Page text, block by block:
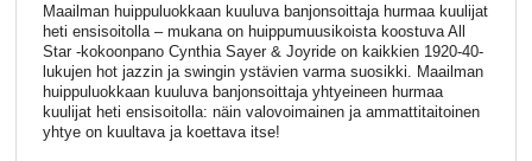
Maailman huippuluokkaan kuuluva banjonsoittaja hurmaa kuulijat
heti ensisoitolla – mukana on huippumuusikoista koostuva All
Star -kokoonpano Cynthia Sayer & Joyride on kaikkien 1920-40-
lukujen hot jazzin ja swingin ystävien varma suosikki. Maailman
huippuluokkaan kuuluva banjonsoittaja yhtyeineen hurmaa
kuulijat heti ensisoitolla: näin valovoimainen ja ammattitaitoinen
yhtye on kuultava ja koettava itse!